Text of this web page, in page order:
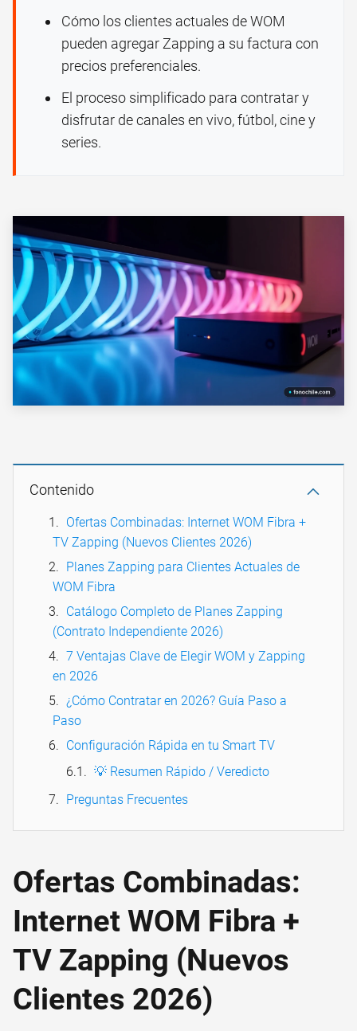
Cómo los clientes actuales de WOM
pueden agregar Zapping a su factura con
precios preferenciales.
El proceso simplificado para contratar y
disfrutar de canales en vivo, fútbol, cine y
series.
Contenido
Ofertas Combinadas: Internet WOM Fibra +
TV Zapping (Nuevos Clientes 2026)
Planes Zapping para Clientes Actuales de
WOM Fibra
Catálogo Completo de Planes Zapping
(Contrato Independiente 2026)
7 Ventajas Clave de Elegir WOM y Zapping
en 2026
¿Cómo Contratar en 2026? Guía Paso a
Paso
Configuración Rápida en tu Smart TV
💡 Resumen Rápido / Veredicto
Preguntas Frecuentes
Ofertas Combinadas:
Internet WOM Fibra +
TV Zapping (Nuevos
Clientes 2026)